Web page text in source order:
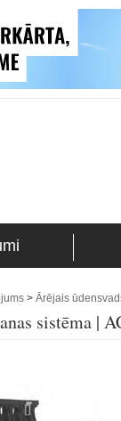
> Ārējais
sistēma |